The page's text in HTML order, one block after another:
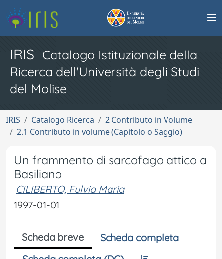
IRIS Catalogo Istituzionale della
Ricerca dell'Università degli Studi
del Molise
IRIS Catalogo Ricerca
2 Contributo in Volume
2.1 Contributo in volume (Capitolo o Saggio)
Un frammento di sarcofago attico a
Basiliano
CILIBERTO, Fulvia Maria
1997-01-01
Scheda breve
Scheda completa